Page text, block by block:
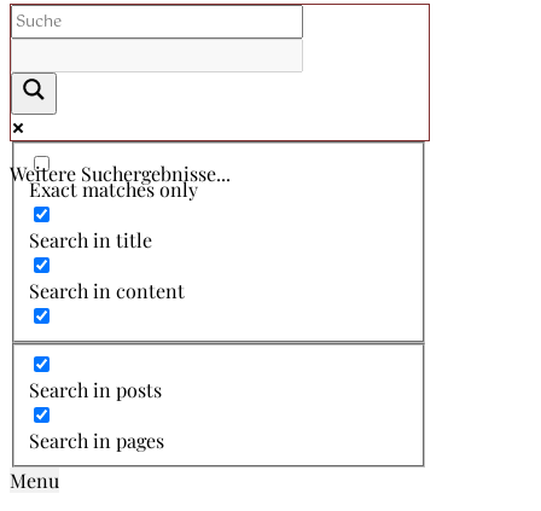
Weitere Suchergebnisse...
Exact matches only
Search in title
Search in content
Search in posts
Search in pages
Menu